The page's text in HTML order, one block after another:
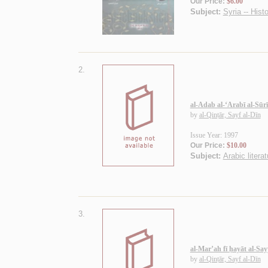
Subject: Syria --
2.
al-Adab al-‘Arabī al-
by al-Qinṭār, Sayf al-Dīn
Issue Year: 1997
Our Price: $10.00
Subject: Arabic
3.
al-Mar’ah fī ḥayāt al-
by al-Qinṭār, Sayf al-Dīn